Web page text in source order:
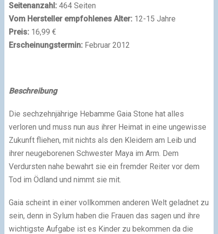
Seitenanzahl: 464 Seiten
Vom Hersteller empfohlenes Alter: 12-15 Jahre
Preis: 16,99 €
Erscheinungstermin: Februar 2012
Beschreibung
Die sechzehnjährige Hebamme Gaia Stone hat alles
verloren und muss nun aus ihrer Heimat in eine ungewisse
Zukunft fliehen, mit nichts als den Kleidern am Leib und
ihrer neugeborenen Schwester Maya im Arm. Dem
Verdursten nahe bewahrt sie ein fremder Reiter vor dem
Tod im Ödland und nimmt sie mit.
Gaia scheint in einer vollkommen anderen Welt geladnet zu
sein, denn in Sylum haben die Frauen das sagen und ihre
wichtigste Aufgabe ist es Kinder zu bekommen da die